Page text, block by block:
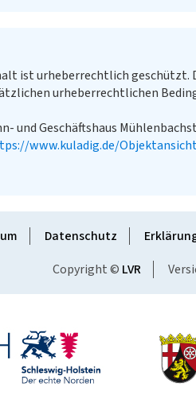
ist urheberrechtlich geschützt.
urheberrechtlichen
und Geschäftshaus
www.kuladig.de/
Datenschutz
Copyright © LVR